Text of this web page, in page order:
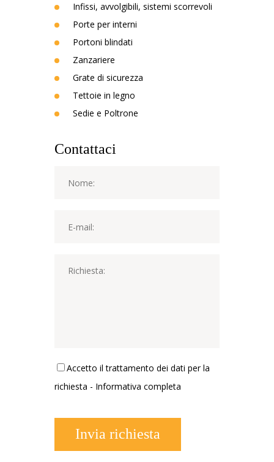
Infissi, avvolgibili, sistemi scorrevoli
Porte per interni
Portoni blindati
Zanzariere
Grate di sicurezza
Tettoie in legno
Sedie e Poltrone
Contattaci
Accetto il trattamento dei dati per la
richiesta - Informativa completa
Invia richiesta